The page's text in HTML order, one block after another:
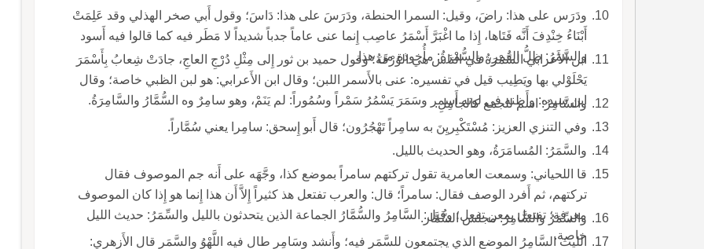
ودَرَس على هذا: راضَ، وقيل: السمرا الحنطة، ودَرَسَ على هذا: دَاسَ؛ وقول أَبي صخر الهذلي وقد عَلِمَتْ
أَبْنَاءُ خِنْدِفَ أَنَّه فَتَاها، إِذا ما اغْبَرَّ أَسْمَرُ عاصِب إِنما عنى عاماً جدباً شديداً لا مَطَر فيه كما قالوا فيه أَسود
والسَّمَرُ: ظلُّ القمر، والسُّمْرَةُ: مأُخوذة من هذا.
ابن الأَعرابي السُّمْرَةُ في الناس هي الوُرْقَةُ؛ وقول حميد بن ثور إِلى مِثْلِ دُرْجِ العاجِ، جادَتْ شِعابُ بِأَسْمَرَ
يَحْلَوْلي بها ويَطِيب قيل في تفسيره: عنى بالأَسمر اللبن؛ وقال ابن الأَعرابي: هو لبن الظبي خاصة؛ وقال
ابن سيده: وأَظنه في لونه أَسمر وسَمَرَ يَسْمُرُ سَمْراً وسُمُوراً: لم يَنَمْ، وهو سامِرٌ وه السُّمَّارُ والسَّامِرَةُ.
والسَّامِرُ: اسم للجمع كالجامِلِ.
وفي التنزي العزيز: مُسْتَكْبِريِنَ به سامِراً تَهْجُرُون؛ قال أَبو إِسحق: سامِرا يعني سُمَّاراً.
والسَّمَرُ: المُسامَرَةُ، وهو الحديث بالليل.
قا اللحياني: وسمعت العامرية تقول تركتهم سامراً بموضع كذا، وجَّهَه على أَنه جم الموصوف فقال
تركتهم، ثم أَفرد الوصف فقال: سامراً؛ قال: والعرب تفتعل هذ كثيراً إِلاَّ أَن هذا إِنما هو إِذا كان الموصوف
معرفة؛ تفتعل بمعن تفعل؛ وقيل: السَّامِرُ والسُّمَّارُ الجماعة الذين يتحدثون بالليل والسِّمَرُ: حديث الليل
خاصة.
والسِّمَرُ والسَّامِرُ: مجلس السُّمَّار.
الليث السَّامِرُ الموضع الذي يجتمعون للسَّمَرِ فيه؛ وأَنشد وسَامِرٍ طال فيه اللَّهْوُ والسَّمَر قال الأَزهري: